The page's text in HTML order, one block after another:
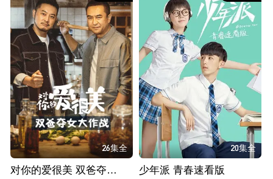
26集全
对你的爱很美 双爸夺女大作战
20集全
少年派 青春速看版